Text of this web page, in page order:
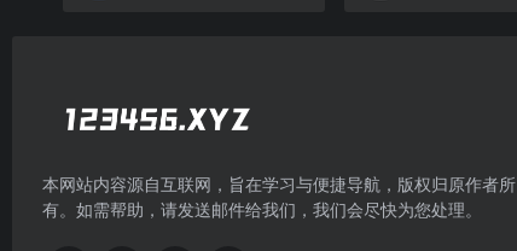
本网站内容源自互联网，旨在学习与便捷导航，版权归原作者所
有。如需帮助，请发送邮件给我们，我们会尽快为您处理。